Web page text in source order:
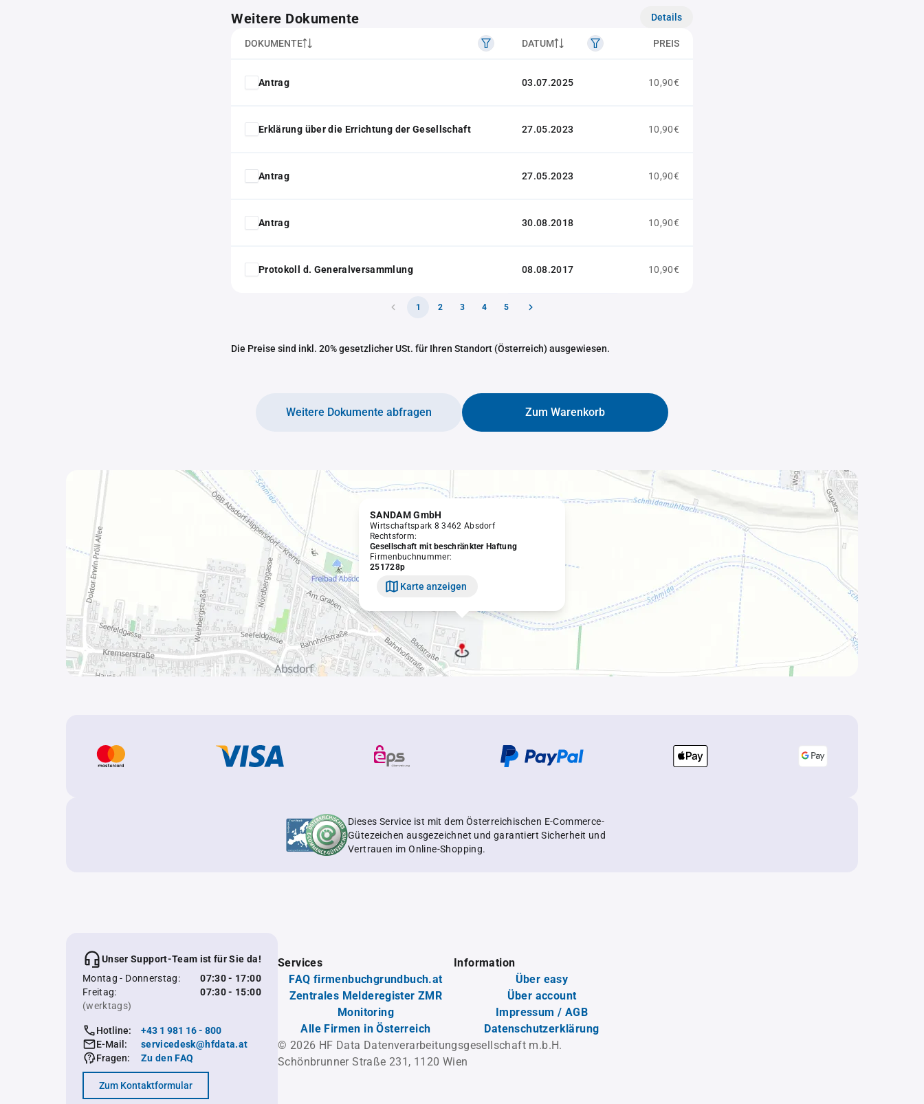
Weitere Dokumente Details
DOKUMENTE DATUM PREIS
Antrag 03.07.2025 10,90€
Erklärung über die Errichtung der Gesellschaft 27.05.2023 10,90€
Antrag 27.05.2023 10,90€
Antrag 30.08.2018 10,90€
Protokoll d. Generalversammlung 08.08.2017 10,90€
1 2 3 4 5
Die Preise sind inkl. 20% gesetzlicher USt. für Ihren Standort (Österreich) ausgewiesen.
Zum Warenkorb
Weitere Dokumente abfragen
SANDAM GmbH
Wirtschaftspark 8 3462 Absdorf
Rechtsform:
Gesellschaft mit beschränkter Haftung
Firmenbuchnummer:
251728p
Karte anzeigen
Dieses Service ist mit dem Österreichischen E-Commerce-
Gütezeichen ausgezeichnet und garantiert Sicherheit und
Vertrauen im Online-Shopping.
Unser Support-Team ist für Sie da!
Montag - Donnerstag:
07:30 - 17:00
Freitag:
07:30 - 15:00
(werktags)
Hotline:
+43 1 981 16 - 800
E-Mail:
servicedesk@hfdata.at
Fragen:
Zu den FAQ
Zum Kontaktformular
Services
FAQ firmenbuchgrundbuch.at
Zentrales Melderegister ZMR
Monitoring
Alle Firmen in Österreich
Information
Über easy
Über account
Impressum / AGB
Datenschutzerklärung
© 2026 HF Data Datenverarbeitungsgesellschaft m.b.H.
Schönbrunner Straße 231, 1120 Wien